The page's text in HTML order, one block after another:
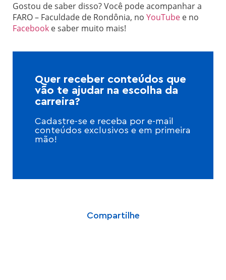
​Gostou de saber disso? Você pode acompanhar a
FARO – Faculdade de Rondônia, no YouTube e no
Facebook e saber muito mais!
Quer receber conteúdos que
vão te ajudar na escolha da
carreira?
Cadastre-se e receba por e-mail
conteúdos exclusivos e em primeira
mão!
Compartilhe